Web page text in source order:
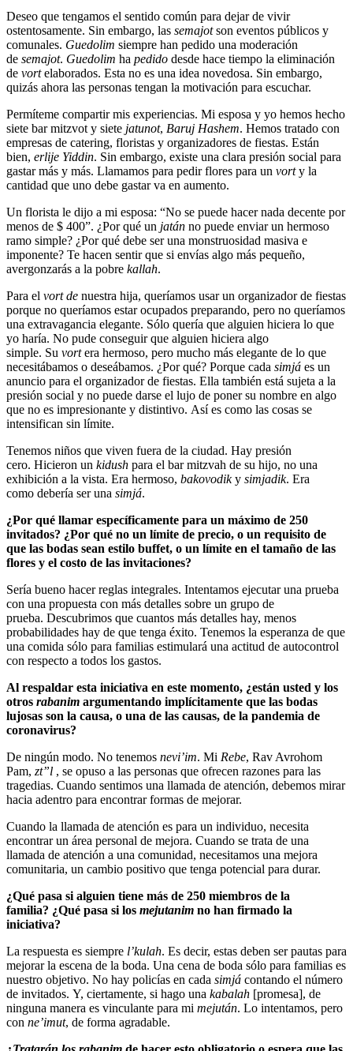
Deseo que tengamos el sentido común para dejar de vivir
ostentosamente. Sin embargo, las semajotson eventos públicos y
comunales. Guedolim siempre han pedido una moderación
de semajot. Guedolim ha pedido desde hace tiempo la eliminación
de vortelaborados. Esta no es una idea novedosa. Sin embargo,
quizás ahora las personas tengan la motivación para escuchar.
Permíteme compartir mis experiencias. Mi esposa y yo hemos hecho
siete bar mitzvot y siete jatunot, Baruj Hashem. Hemos tratado con
empresas de catering, floristas y organizadores de fiestas. Están
bien, erlije Yiddin. Sin embargo, existe una clara presión social para
gastar más y más. Llamamos para pedir flores para un vorty la
cantidad que uno debe gastar va en aumento.
Un florista le dijo a mi esposa: “No se puede hacer nada decente por
menos de $ 400”. ¿Por qué un jatán no puede enviar un hermoso
ramo simple? ¿Por qué debe ser una monstruosidad masiva e
imponente? Te hacen sentir que si envías algo más pequeño,
avergonzarás a la pobre kallah.
Para el vort de nuestra hija, queríamos usar un organizador de fiestas
porque no queríamos estar ocupados preparando, pero no queríamos
una extravagancia elegante. Sólo quería que alguien hiciera lo que
yo haría. No pude conseguir que alguien hiciera algo
simple. Su vortera hermoso, pero mucho más elegante de lo que
necesitábamos o deseábamos. ¿Por qué? Porque cada simjá es un
anuncio para el organizador de fiestas. Ella también está sujeta a la
presión social y no puede darse el lujo de poner su nombre en algo
que no es impresionante y distintivo. Así es como las cosas se
intensifican sin límite.
Tenemos niños que viven fuera de la ciudad. Hay presión
cero. Hicieron un kidush para el bar mitzvah de su hijo, no una
exhibición a la vista. Era hermoso, bakovodiky simjadik. Era
como debería ser una simjá.
¿Por qué llamar específicamente para un máximo de 250
invitados? ¿Por qué no un límite de precio, o un requisito de
que las bodas sean estilo buffet, o un límite en el tamaño de las
flores y el costo de las invitaciones?
Sería bueno hacer reglas integrales. Intentamos ejecutar una prueba
con una propuesta con más detalles sobre un grupo de
prueba. Descubrimos que cuantos más detalles hay, menos
probabilidades hay de que tenga éxito. Tenemos la esperanza de que
una comida sólo para familias estimulará una actitud de autocontrol
con respecto a todos los gastos.
Al respaldar esta iniciativa en este momento, ¿están usted y los
otros rabanim argumentando implícitamente que las bodas
lujosas son la causa, o una de las causas, de la pandemia de
coronavirus?
De ningún modo. No tenemos nevi’im. Mi Rebe, Rav Avrohom
Pam, zt”l , se opuso a las personas que ofrecen razones para las
tragedias. Cuando sentimos una llamada de atención, debemos mirar
hacia adentro para encontrar formas de mejorar.
Cuando la llamada de atención es para un individuo, necesita
encontrar un área personal de mejora. Cuando se trata de una
llamada de atención a una comunidad, necesitamos una mejora
comunitaria, un cambio positivo que tenga potencial para durar.
¿Qué pasa si alguien tiene más de 250 miembros de la
familia? ¿Qué pasa si los mejutanim no han firmado la
iniciativa?
La respuesta es siempre l’kulah. Es decir, estas deben ser pautas para
mejorar la escena de la boda. Una cena de boda sólo para familias es
nuestro objetivo. No hay policías en cada simjá contando el número
de invitados. Y, ciertamente, si hago una kabalah [promesa], de
ninguna manera es vinculante para mi mejután. Lo intentamos, pero
con ne’imut, de forma agradable.